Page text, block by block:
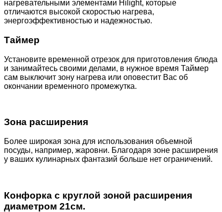
нагревательными элементами Hilight, которые
отличаются высокой скоростью нагрева,
энергоэффективностью и надежностью.
Таймер
Установите временной отрезок для приготовления блюда
и занимайтесь своими делами, в нужное время Таймер
сам выключит зону нагрева или оповестит Вас об
окончании временного промежутка.
Зона расширения
Более широкая зона для использования объемной
посуды, например, жаровни. Благодаря зоне расширения
у ваших кулинарных фантазий больше нет ограничений.
Конфорка с круглой зоной расширения
диаметром 21см.